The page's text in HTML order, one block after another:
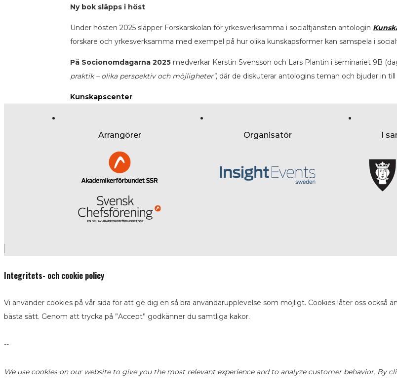
Ny bok släpps i höst
Under hösten 2025 släpper Forskarskolan för yrkesverksamma i socialtjänsten antologin
forskare och yrkesverksamma med exempel på hur olika kunskapsformer kan samspela i
På Socionomdagarna 2025 medverkar Kerstin Svensson och Lars Plantin i seminariet 9B
praktik – olika perspektiv och möjligheter”, där de diskuterar antologins teman och bjuder in
Kunskapscenter
Arrangörer Organisatör I
Integritets- och cookie policy
Vi använder cookies på vår sida för att ge dig en så bra användarupplevelse som möjligt. Cookies låter oss också
bästa sätt. Genom att trycka på ”Accept” godkänner du samtliga kakor.
--
We use cookies on our website to give you the most relevant experience and to analyze customer behavior. By